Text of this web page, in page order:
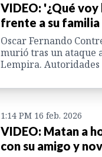
VIDEO: '¿Qué voy
frente a su
Oscar Fernando
murió tras un ataque
Lempira.
1:14 PM 16 feb. 2026
VIDEO: Matan a
con su amigo y